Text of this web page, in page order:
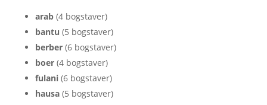
arab(4 bogstaver)
bantu (5 bogstaver)
berber(6 bogstaver)
boer(4 bogstaver)
fulani(6 bogstaver)
hausa(5 bogstaver)